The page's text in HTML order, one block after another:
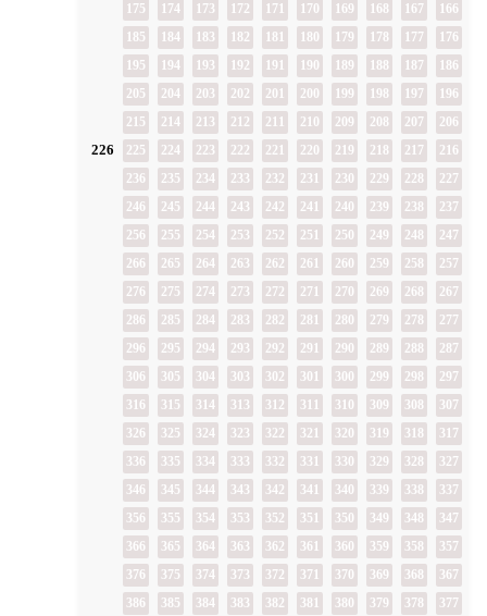
166
167
168
169
170
171
172
173
174
175
176
177
178
179
180
181
182
183
184
185
186
187
188
189
190
191
192
193
194
195
196
197
198
199
200
201
202
203
204
205
206
207
208
209
210
211
212
213
214
215
216
217
218
219
220
221
222
223
224
225
227
228
229
230
231
232
233
234
235
236
237
238
239
240
241
242
243
244
245
246
247
248
249
250
251
252
253
254
255
256
257
258
259
260
261
262
263
264
265
266
267
268
269
270
271
272
273
274
275
276
277
278
279
280
281
282
283
284
285
286
287
288
289
290
291
292
293
294
295
296
297
298
299
300
301
302
303
304
305
306
307
308
309
310
311
312
313
314
315
316
317
318
319
320
321
322
323
324
325
326
327
328
329
330
331
332
333
334
335
336
337
338
339
340
341
342
343
344
345
346
347
348
349
350
351
352
353
354
355
356
357
358
359
360
361
362
363
364
365
366
367
368
369
370
371
372
373
374
375
376
377
378
379
380
381
382
383
384
385
386